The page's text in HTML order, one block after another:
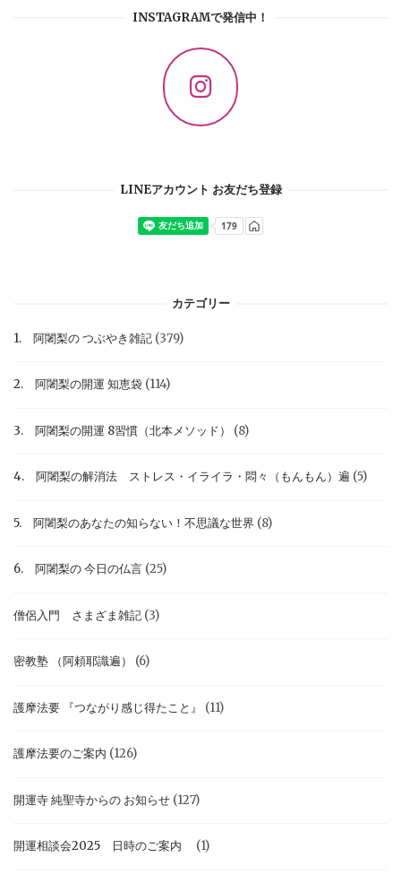
INSTAGRAMで発信中！
LINEアカウント お友だち登録
カテゴリー
1. 阿闍梨の つぶやき雑記 (379)
2. 阿闍梨の開運 知恵袋 (114)
3. 阿闍梨の開運 8習慣（北本メソッド） (8)
4. 阿闍梨の解消法 ストレス・イライラ・悶々（もんもん）遍 (5)
5. 阿闍梨のあなたの知らない！不思議な世界 (8)
6. 阿闍梨の 今日の仏言 (25)
僧侶入門 さまざま雑記 (3)
密教塾 （阿頼耶識遍） (6)
護摩法要 『つながり感じ得たこと』 (11)
護摩法要のご案内 (126)
開運寺 純聖寺からの お知らせ (127)
開運相談会2025 日時のご案内 (1)